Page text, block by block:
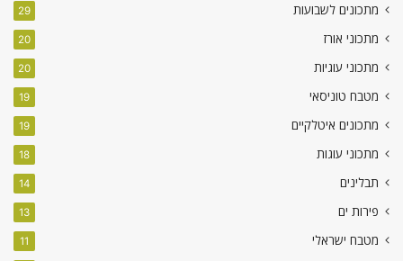
מתכונים לשבועות 29
מתכוני אורז 20
מתכוני עוגיות 20
מטבח טוניסאי 19
מתכונים איטלקיים 19
מתכוני עוגות 18
תבלינים 14
פירות ים 13
מטבח ישראלי 11